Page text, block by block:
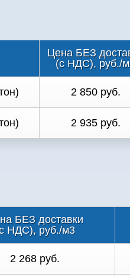
Цена БЕЗ
(с НДС), руб./
2 850 руб.
2 935 руб.
БЕЗ доставки
НДС), руб./м3
2 268 руб.